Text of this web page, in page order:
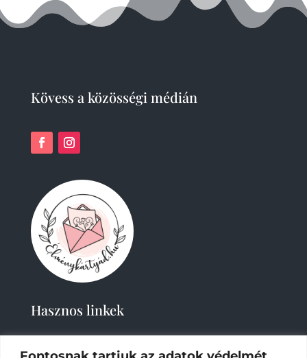
Kövess a közösségi médián
Hasznos linkek